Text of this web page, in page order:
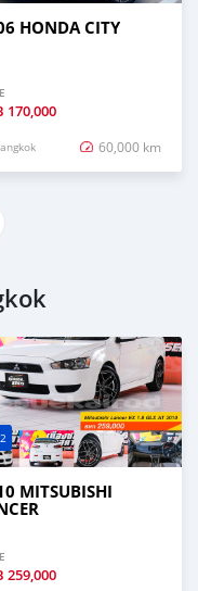
HONDA CITY
170,000
60,000 km
2
MITSUBISHI
259,000